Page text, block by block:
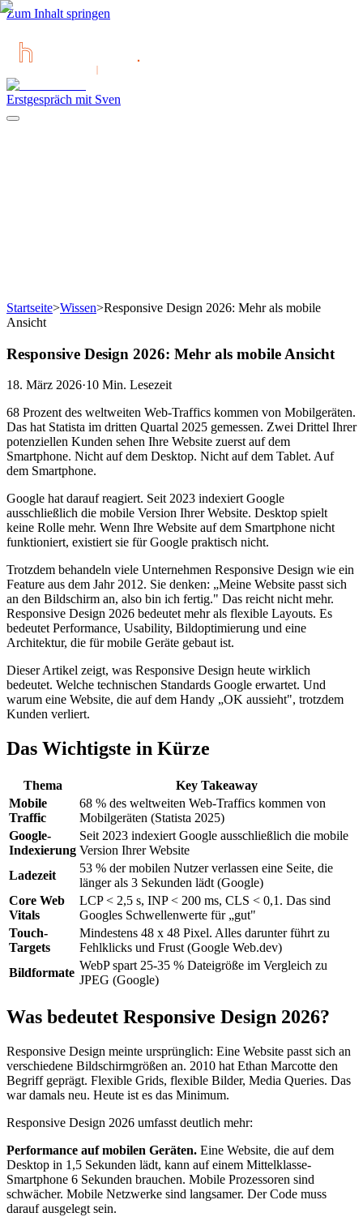
Zum Inhalt springen
Erstgespräch mit Sven
Startseite>Wissen>Responsive Design 2026: Mehr als mobile
Ansicht
Responsive Design 2026: Mehr als mobile Ansicht
18. März 2026·10 Min. Lesezeit
68 Prozent des weltweiten Web-Traffics kommen von Mobilgeräten.
Das hat Statista im dritten Quartal 2025 gemessen. Zwei Drittel Ihrer
potenziellen Kunden sehen Ihre Website zuerst auf dem
Smartphone. Nicht auf dem Desktop. Nicht auf dem Tablet. Auf
dem Smartphone.
Google hat darauf reagiert. Seit 2023 indexiert Google
ausschließlich die mobile Version Ihrer Website. Desktop spielt
keine Rolle mehr. Wenn Ihre Website auf dem Smartphone nicht
funktioniert, existiert sie für Google praktisch nicht.
Trotzdem behandeln viele Unternehmen Responsive Design wie ein
Feature aus dem Jahr 2012. Sie denken: „Meine Website passt sich
an den Bildschirm an, also bin ich fertig." Das reicht nicht mehr.
Responsive Design 2026 bedeutet mehr als flexible Layouts. Es
bedeutet Performance, Usability, Bildoptimierung und eine
Architektur, die für mobile Geräte gebaut ist.
Dieser Artikel zeigt, was Responsive Design heute wirklich
bedeutet. Welche technischen Standards Google erwartet. Und
warum eine Website, die auf dem Handy „OK aussieht", trotzdem
Kunden verliert.
Das Wichtigste in Kürze
Thema
Key Takeaway
Mobile
Traffic
68 % des weltweiten Web-Traffics kommen von
Mobilgeräten (Statista 2025)
Google-
Indexierung
Seit 2023 indexiert Google ausschließlich die mobile
Version Ihrer Website
Ladezeit
53 % der mobilen Nutzer verlassen eine Seite, die
länger als 3 Sekunden lädt (Google)
Core Web
Vitals
LCP < 2,5 s, INP < 200 ms, CLS < 0,1. Das sind
Googles Schwellenwerte für „gut"
Touch-
Targets
Mindestens 48 x 48 Pixel. Alles darunter führt zu
Fehlklicks und Frust (Google Web.dev)
Bildformate
WebP spart 25-35 % Dateigröße im Vergleich zu
JPEG (Google)
Was bedeutet Responsive Design 2026?
Responsive Design meinte ursprünglich: Eine Website passt sich an
verschiedene Bildschirmgrößen an. 2010 hat Ethan Marcotte den
Begriff geprägt. Flexible Grids, flexible Bilder, Media Queries. Das
war damals neu. Heute ist es das Minimum.
Responsive Design 2026 umfasst deutlich mehr:
Performance auf mobilen Geräten. Eine Website, die auf dem
Desktop in 1,5 Sekunden lädt, kann auf einem Mittelklasse-
Smartphone 6 Sekunden brauchen. Mobile Prozessoren sind
schwächer. Mobile Netzwerke sind langsamer. Der Code muss
darauf ausgelegt sein.